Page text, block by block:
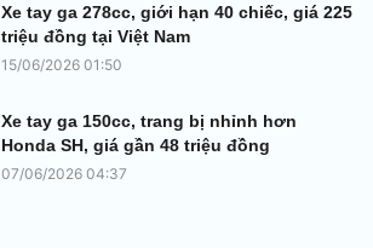
Xe tay ga 278cc, giới hạn 40 chiếc, giá 225
triệu đồng tại Việt Nam
15/06/2026 01:50
Xe tay ga 150cc, trang bị nhỉnh hơn
Honda SH, giá gần 48 triệu đồng
07/06/2026 04:37